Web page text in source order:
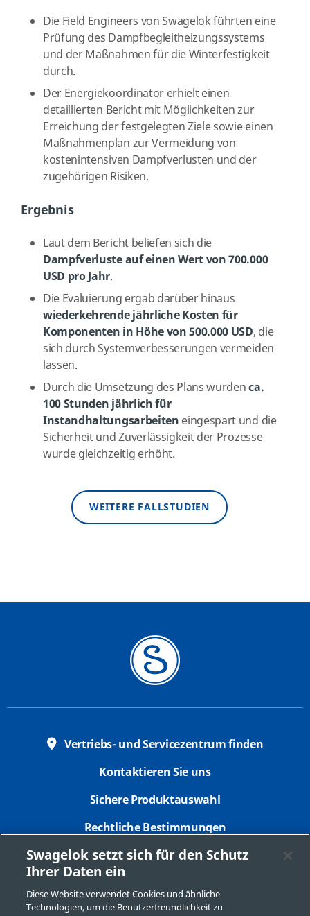
Die Field Engineers von Swagelok führten eine
Prüfung des Dampfbegleitheizungssystems
und der Maßnahmen für die Winterfestigkeit
durch.
Der Energiekoordinator erhielt einen
detaillierten Bericht mit Möglichkeiten zur
Erreichung der festgelegten Ziele sowie einen
Maßnahmenplan zur Vermeidung von
kostenintensiven Dampfverlusten und der
zugehörigen Risiken.
Ergebnis
Laut dem Bericht beliefen sich die
Dampfverluste auf einen Wert von 700.000
USD pro Jahr.
Die Evaluierung ergab darüber hinaus
wiederkehrende jährliche Kosten für
Komponenten in Höhe von 500.000 USD, die
sich durch Systemverbesserungen vermeiden
lassen.
Durch die Umsetzung des Plans wurdenca.
100 Stunden jährlich für
Instandhaltungsarbeiten eingespart und die
Sicherheit und Zuverlässigkeit der Prozesse
wurde gleichzeitig erhöht.
WEITERE FALLSTUDIEN
Vertriebs- und Servicezentrum finden
Kontaktieren Sie uns
Sichere Produktauswahl
Rechtliche Bestimmungen
Datenschutzbestimmungen
Seitenverzeichnis
Swagelok setzt sich für den Schutz
Ihrer Daten ein
Diese Website verwendet Cookies und ähnliche
Technologien, um die Benutzerfreundlichkeit zu